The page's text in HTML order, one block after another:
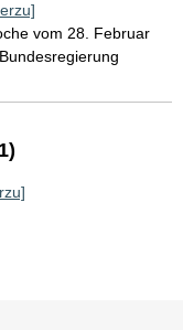
vom 28. Februar